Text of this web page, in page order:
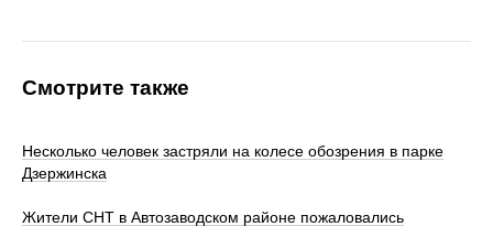
Смотрите также
Несколько человек застряли на колесе обозрения в парке
Дзержинска
Жители СНТ в Автозаводском районе пожаловались